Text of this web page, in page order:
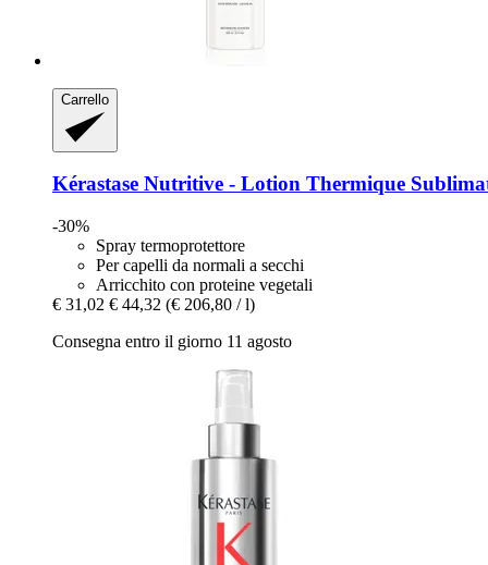
Carrello
Kérastase Nutritive -​ Lotion Thermique
-30%
Spray termoprotettore
Per capelli da normali a secchi
Arricchito con proteine vegetali
€ 31,02 € 44,32 (€ 206,80 / l)
Consegna entro il giorno 11 agosto